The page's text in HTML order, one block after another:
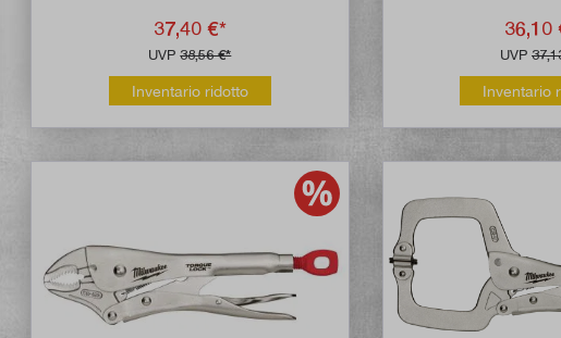
37,40 €*
UVP38,56 €*
Inventario ridotto
36,10
UVP
Inventario